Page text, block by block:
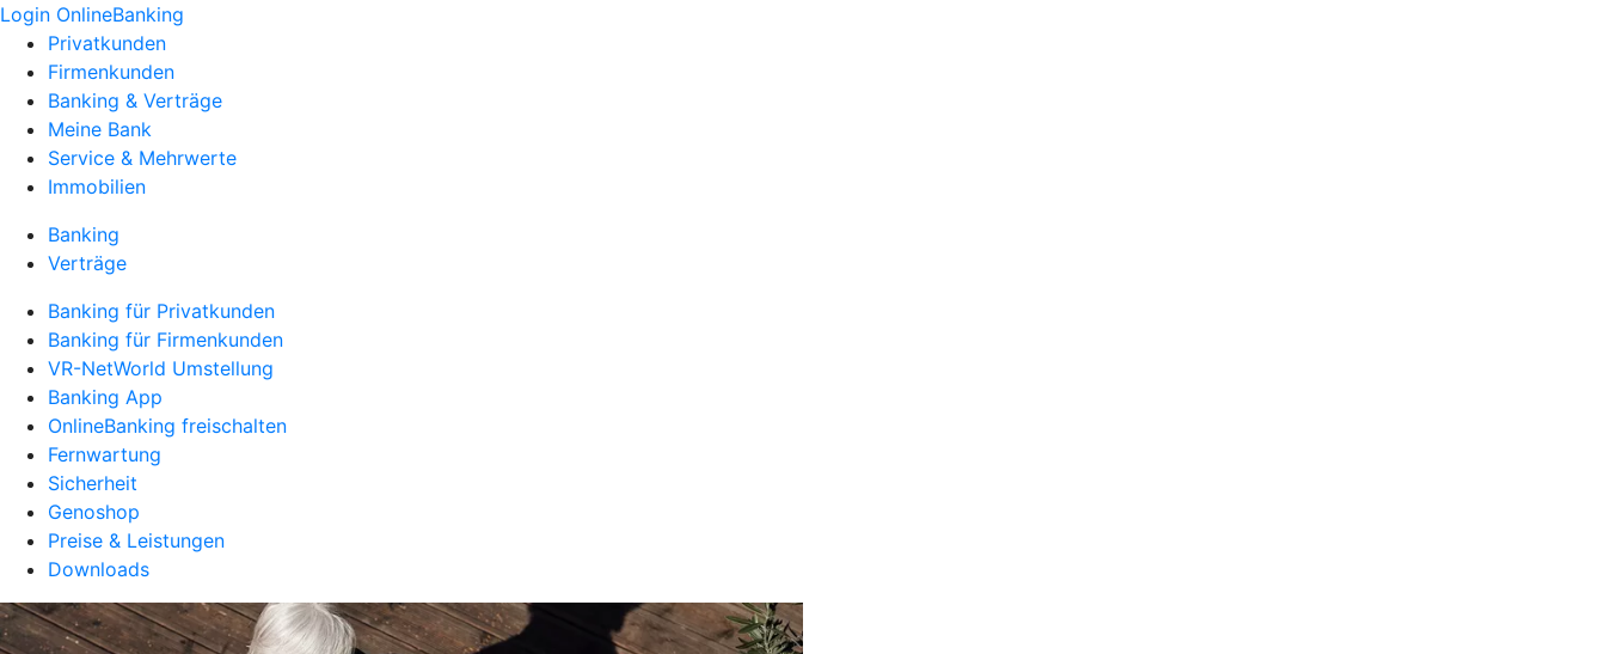
Login OnlineBanking
Privatkunden
Firmenkunden
Banking & Verträge
Meine Bank
Service & Mehrwerte
Immobilien
Banking
Verträge
Banking für Privatkunden
Banking für Firmenkunden
VR-NetWorld Umstellung
Banking App
OnlineBanking freischalten
Fernwartung
Sicherheit
Genoshop
Preise & Leistungen
Downloads